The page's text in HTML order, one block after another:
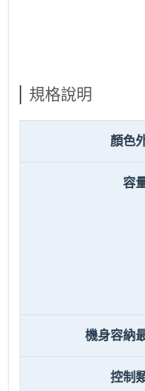
規格說明
顏色
容
機身容納
控制